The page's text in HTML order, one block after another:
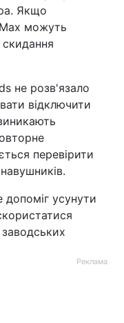
Якщо
можуть
не розв'язало
відключити
перевірити
усунути
Реклама